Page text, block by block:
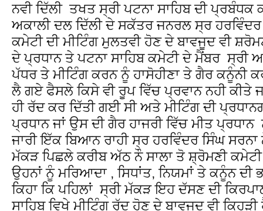
ਨਵੀ ਦਿੱਲੀ ਤਖਤ ਸ੍ਰੀ ਪਟਨਾ ਸਾਹਿਬ ਦੀ
ਅਕਾਲੀ ਦਲ ਦਿੱਲੀ ਦੇ ਸਕੱਤਰ ਜਨਰਲ ਸ੍ਰ ਹਰਵਿੰਦਰ
ਕਮੇਟੀ ਦੀ ਮੀਟਿੰਗ ਮੁਲਤਵੀ ਹੋਣ ਦੇ ਬਾਵਜੂਦ ਵੀ
ਦੇ ਪ੍ਰਧਾਨ ਤੇ ਪਟਨਾ ਸਾਹਿਬ ਕਮੇਟੀ ਦੇ ਮੈਂਬਰ
ਪੱਧਰ ਤੇ ਮੀਟਿੰਗ ਕਰਨ ਨੂੰ ਹਾਸੋਹੀਣਾ ਤੇ ਗੈਰ ਕਨੂੰਨੀ
ਲੈ ਗਏ ਫੈਸਲੇ ਕਿਸੇ ਵੀ ਰੂਪ ਵਿੱਚ ਪ੍ਰਵਾਨ ਨਹੀ ਕੀਤੇ
ਹੀ ਰੱਦ ਕਰ ਦਿੱਤੀ ਗਈ ਸੀ ਅਤੇ ਮੀਟਿੰਗ ਦੀ
ਪ੍ਰਧਾਨ ਜਾਂ ਉਸ ਦੀ ਗੈਰ ਹਾਜਰੀ ਵਿੱਚ ਮੀਤ ਪ੍ਰਧਾਨ
ਜਾਰੀ ਇੱਕ ਬਿਆਨ ਰਾਹੀ ਸ੍ਰ ਹਰਵਿੰਦਰ ਸਿੰਘ ਸਰਨਾ
ਮੱਕੜ ਪਿਛਲੇ ਕਰੀਬ ਅੱਠ ਨੌ ਸਾਲਾ ਤੋ ਸ਼੍ਰੋਮਣੀ
ਉਹਨਾਂ ਨੂੰ ਮਰਿਆਦਾ , ਸਿਧਾਂਤ, ਨਿਯਮਾਂ ਤੇ ਕਨੂੰਨ ਦੀ
ਕਿਹਾ ਕਿ ਪਹਿਲਾਂ ਸ੍ਰੀ ਮੱਕੜ ਇਹ ਦੱਸਣ ਦੀ
ਸਾਹਿਬ ਵਿਖੇ ਮੀਟਿੰਗ ਰੱਦ ਹੋਣ ਦੇ ਬਾਵਜੂਦ ਵੀ